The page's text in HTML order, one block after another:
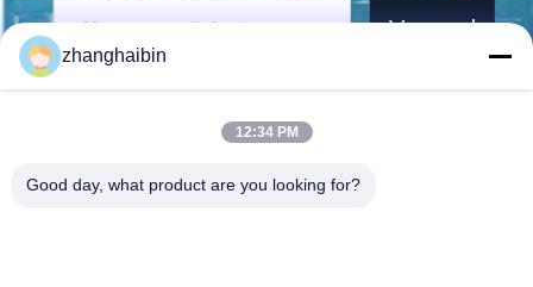
Verzend
zhanghaibin
12:34 PM
Good day, what product are you looking for?